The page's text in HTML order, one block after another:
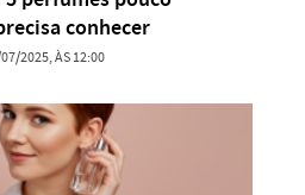
conhecer
2025, ÀS 12:00